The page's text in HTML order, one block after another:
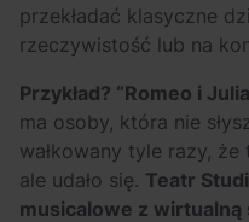
przekładać klasyczne
rzeczywistość lub na
Przykład? “Romeo i
ma osoby, która nie
wałkowany tyle razy,
ale udało się. Teatr
musicalowe z